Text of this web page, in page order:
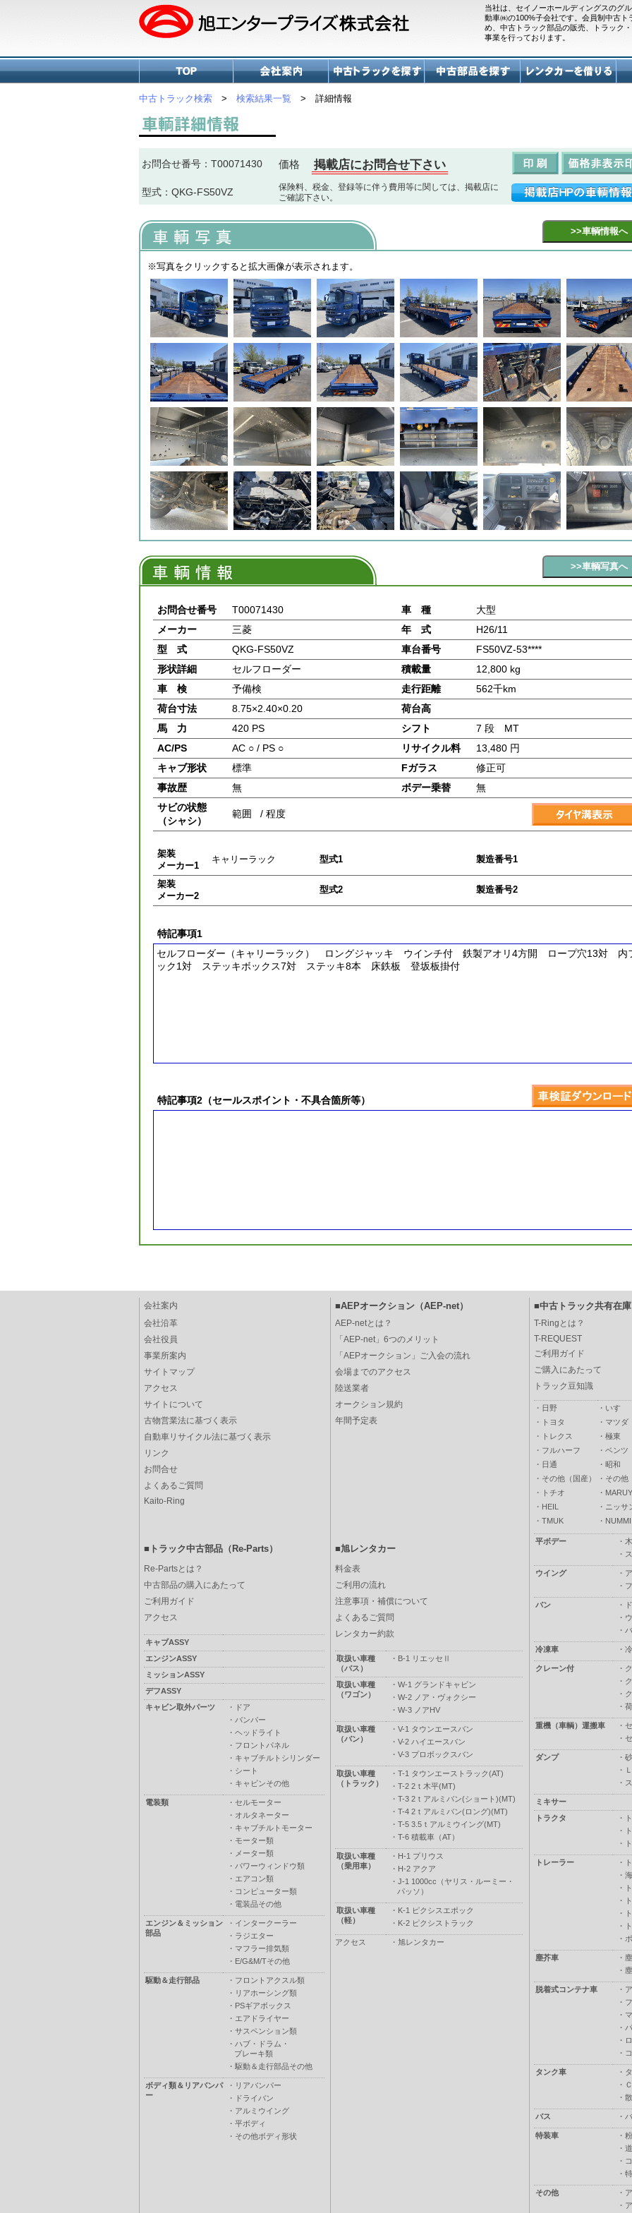
当社は、セイノーホールディングスのグ
動車㈱の100%子会社です。会員制中古ト
め、中古トラック部品の販売、トラック
事業を行っております。
中古トラック検索 > 検索結果一覧 > 詳細情報
お問合せ番号：T00071430 価格 掲載店にお問合せ下さい
型式：QKG-FS50VZ
保険料、税金、登録等に伴う費用等に関しては、掲載店に
ご確認下さい。
※写真をクリックすると拡大画像が表示されます。
お問合せ番号 T00071430 車 種
大型
メーカー
三菱 年 式
H26/11
型 式
QKG-FS50VZ 車台番号
FS50VZ-53****
形状詳細
セルフローダー 積載量
12,800 kg
車 検
予備検 走行距離
562千km
荷台寸法
8.75×2.40×0.20
荷台高
馬 力
420 PS シフト
7 段 MT
AC/PS
AC ○ / PS ○ リサイクル料
13,480 円
キャブ形状
標準 Fガラス
修正可
事故歴
無 ボデー乗替
無
サビの状態
（シャシ）
範囲 / 程度
架装
メーカー1
キャリーラック 型式1 製造番号1
架装
メーカー2
型式2 製造番号2
特記事項1
セルフローダー（キャリーラック） ロングジャッキ ウインチ付 鉄製アオリ4方開 ロープ穴13対 内
ック1対 ステッキボックス7対 ステッキ8本 床鉄板 登坂板掛付
特記事項2（セールスポイント・不具合箇所等）
会社案内 ■AEPオークション（AEP-net） ■中古トラック共有在
会社沿革
会社役員
事業所案内
サイトマップ
アクセス
サイトについて
古物営業法に基づく表示
自動車リサイクル法に基づく表示
リンク
お問合せ
よくあるご質問
Kaito-Ring
AEP-netとは？
「AEP-net」6つのメリット
「AEPオークション」ご入会の流れ
会場までのアクセス
陸送業者
オークション規約
年間予定表
T-Ringとは？
T-REQUEST
ご利用ガイド
ご購入にあたって
トラック豆知識
・ 日野 ・ いすゞ
・
トヨタ ・ マツダ
・
トレクス ・ 極東
・ フルハーフ ・ ベンツ
・ 日通 ・ 昭和
・ その他（国産） ・ その他
・
トチオ ・
・ HEIL ・ ニッサ
・ TMUK ・ NUMMI
平ボデー ・
・
ウイング ・
・
バン ・
・
・
冷凍車 ・
クレーン付 ・
・
・
・
重機（車輌）運搬車 ・
・
ダンプ ・
・
・
ミキサー
トラクタ
・
・
・
トレーラー ・
・
・
・
・
・
・
塵芥車 ・
・
脱着式コンテナ車 ・
・
・
・
・
・
タンク車 ・
・
・
バス ・
特装車 ・
・
・
・
その他 ・
・
■トラック中古部品（Re-Parts） ■旭レンタカー
Re-Partsとは？
中古部品の購入にあたって
ご利用ガイド
アクセス
キャブASSY
エンジンASSY
ミッションASSY
デフASSY
キャビン取外パーツ
・
ドア
・ バンパー
・ ヘッドライト
・ フロントパネル
・ キャブチルトシリンダー
・ シート
・ キャビンその他
電装類 ・ セルモーター
・ オルタネーター
・ キャブチルトモーター
・ モーター類
・ メーター類
・ パワーウィンドウ類
・ エアコン類
・ コンピューター類
・ 電装品その他
エンジン＆ミッション
部品
・ インタークーラー
・ ラジエター
・ マフラー排気類
・ E/G&M/Tその他
駆動＆走行部品 ・ フロントアクスル類
・ リアホーシング類
・ PSギアボックス
・ エアドライヤー
・ サスペンション類
・ ハブ・ドラム・
ブレーキ類
・ 駆動＆走行部品その他
ボディ類＆リアバンパ
ー
・ リアバンパー
・
ドライバン
・ アルミウイング
・ 平ボディ
・ その他ボディ形状
料金表
ご利用の流れ
注意事項・補償について
よくあるご質問
レンタカー約款
取扱い車種
（バス）
・ B-1 リエッセⅡ
取扱い車種
（ワゴン）
・ W-1 グランドキャビン
・ W-2 ノア・ヴォクシー
・ W-3 ノアHV
取扱い車種
（バン）
・ V-1 タウンエースバン
・ V-2 ハイエースバン
・ V-3 プロボックスバン
取扱い車種
（トラック）
・ T-1 タウンエーストラック(AT)
・ T-2 2ｔ木平(MT)
・ T-3 2ｔアルミバン(ショート)(MT)
・ T-4 2ｔアルミバン(ロング)(MT)
・ T-5 3.5ｔアルミウイング(MT)
・ T-6 積載車（AT）
取扱い車種
（乗用車）
・ H-1 プリウス
・ H-2 アクア
・ J-1 1000cc（ヤリス・ルーミー・
パッソ）
取扱い車種
（軽）
・ K-1 ピクシスエポック
・ K-2 ピクシストラック
アクセス ・ 旭レンタカー